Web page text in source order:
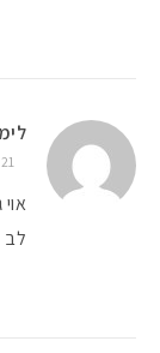
21 בספטמבר 2010 AT 23:05
לב